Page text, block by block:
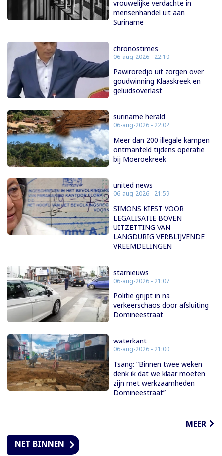
vrouwelijke verdachte in
mensenhandel uit aan
Suriname
chronostimes
06-aug-2026 - 22:10
Pawiroredjo uit zorgen over
goudwinning Klaaskreek en
geluidsoverlast
suriname herald
06-aug-2026 - 22:02
Meer dan 200 illegale kampen
ontmanteld tijdens operatie
bij Moeroekreek
united news
06-aug-2026 - 21:59
SIMONS KIEST VOOR
LEGALISATIE BOVEN
UITZETTING VAN
LANGDURIG VERBLIJVENDE
VREEMDELINGEN
starnieuws
06-aug-2026 - 21:07
Politie grijpt in na
verkeerschaos door afsluiting
Domineestraat
waterkant
06-aug-2026 - 21:00
Tsang: “Binnen twee weken
denk ik dat we klaar moeten
zijn met werkzaamheden
Domineestraat”
MEER
NET BINNEN